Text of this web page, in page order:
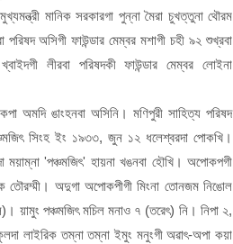
মানিক সরকারগা পুন্না মৈরা চুখত্তুনা থৌরম
অসিগী ফাউন্ডার মেম্বর মশাগী চহী ৯২ শুখ্রবা
লীরবা পরিষদকী ফাউন্ডার মেম্বর লোইনা
অমদি ঙাংহনবা অসিনি। মণিপুরী সাহিত্য পরিষদ
সিংহ ইং ১৯৩৩, জুন ১২ ধলেশ্বরদা পোকখি।
ময়াম্না 'পঞ্চমজিৎ' হায়না খঙনবা হৌখি। অপোকপগী
তৌরম্মী। অদুগা অপোকপীগী মিংনা তোনজম নিঙোল
য়ামুং পঞ্চমজিৎ মচিল মনাও ৭ (তরেৎ) নি। নিপা ২,
লাইরিক তম্না তম্না ইমুং মনুংগী অৱাৎ-অপা কয়া